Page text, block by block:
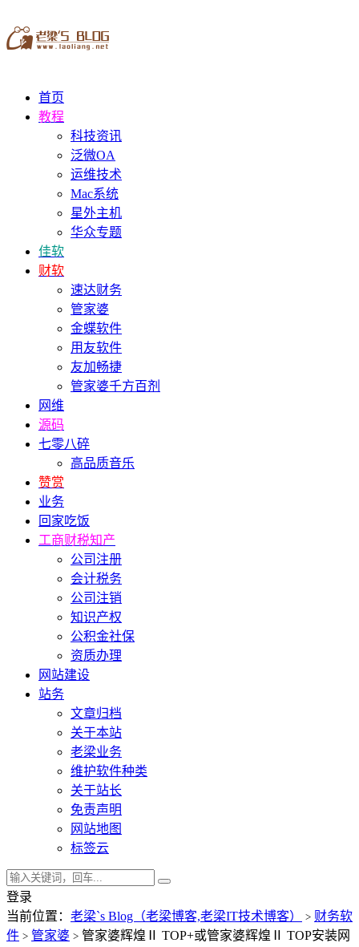
首页
教程
科技资讯
泛微OA
运维技术
Mac系统
星外主机
华众专题
佳软
财软
速达财务
管家婆
金蝶软件
用友软件
友加畅捷
管家婆千方百剂
网维
源码
七零八碎
高品质音乐
赞赏
业务
回家吃饭
工商财税知产
公司注册
会计税务
公司注销
知识产权
公积金社保
资质办理
网站建设
站务
文章归档
关于本站
老梁业务
维护软件种类
关于站长
免责声明
网站地图
标签云
登录
当前位置： 老梁`s Blog（老梁博客,老梁IT技术博客） > 财务软
件 > 管家婆 > 管家婆辉煌Ⅱ TOP+或管家婆辉煌Ⅱ TOP安装网